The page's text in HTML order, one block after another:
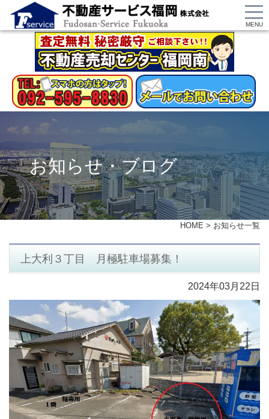
MENU
お知らせ・ブログ
HOME > お知らせ一覧
上大利３丁目 月極駐車場募集！
2024年03月22日